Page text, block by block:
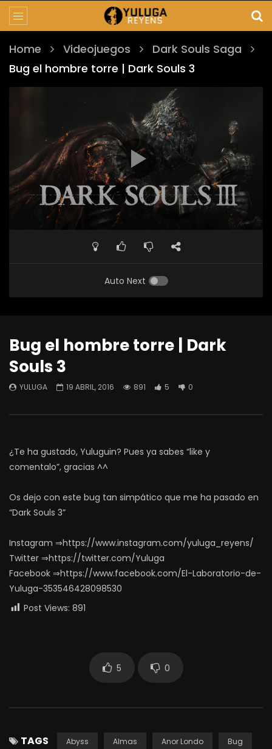
Home Videojuegos
Dark Souls Saga
Bug el hombre torre | Dark Souls 3
Auto Next
Bug el hombre torre | Dark
Souls 3
YULUGA 19 ABRIL, 2016 891 5 0
¿Te ha gustado, Yuluguin? Pues ya sabes “like y
comentalo”, gracias ^^
Os dejo con este bug tan simpático que me ha pasado en
“Dark Souls 3”
Instagram ⇒https://www.instagram.com/yuluga_reyens/
Twitter ⇒https://twitter.com/Yuluga
Facebook ⇒https://www.facebook.com/El-Laboratorio-de-
Yuluga-353546428098530
Post Views: 891
5 0
TAGS Abyss Almas Anor Londo Bug